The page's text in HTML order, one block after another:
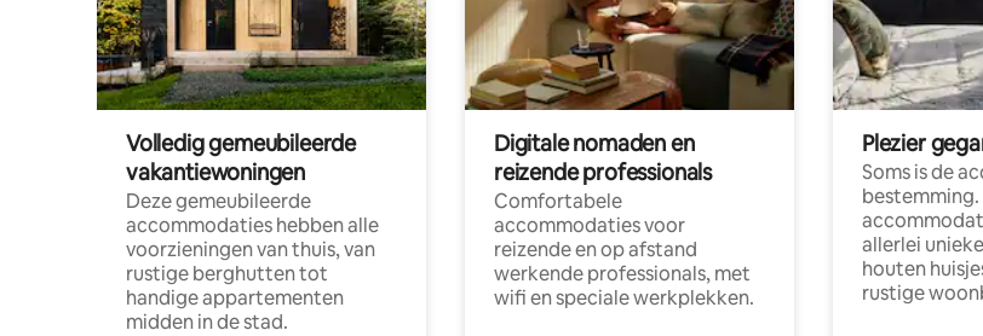
Volledig gemeubileerde
vakantiewoningen
Deze gemeubileerde
accommodaties hebben alle
voorzieningen van thuis, van
rustige berghutten tot
handige appartementen
midden in de stad.
Digitale nomaden en
reizende professionals
Comfortabele
accommodaties voor
reizende en op afstand
werkende professionals, met
wifi en speciale werkplekken.
Plezier
Soms is de
bestemming.
allerlei
houten
rustige